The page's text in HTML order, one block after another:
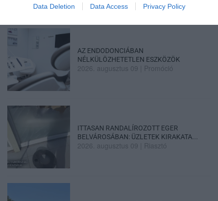
Data Deletion Data Access Privacy Policy
AZ ENDODONCIÁBAN
NÉLKÜLÖZHETETLEN ESZKÖZÖK
2026. augusztus 09 Promóció
ITTASAN RANDALÍROZOTT EGER
BELVÁROSÁBAN: ÜZLETEK KIRAKATA...
2026. augusztus 09 Riasztó